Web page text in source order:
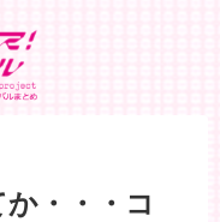
か・・・コ